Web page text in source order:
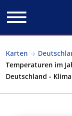
Karten
Temperaturen im
Deutschland - Klima